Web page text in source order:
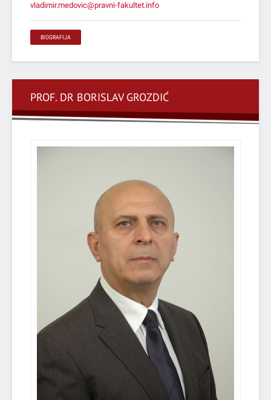
vladimir.medovic@pravni-fakultet.info
BIOGRAFIJA
PROF. DR BORISLAV GROZDIĆ